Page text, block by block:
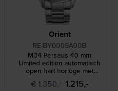
Orient
RE-BY0009A00B
M34 Perseus 40 mm
Limited edition automatisch
open hart horloge met
gangreserve-indicator
€ 1.350,- 1.215,-